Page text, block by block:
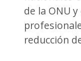
de la ONU
reducción